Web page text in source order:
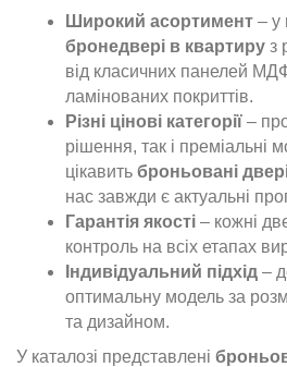
Широкий асортимент – у
бронедвері в квартиру з
від класичних панелей
ламінованих покриттів.
Різні цінові категорії –
рішення, так і преміальні
цікавить броньовані
нас завжди є актуальні
Гарантія якості – кожні
контроль на всіх етапах
Індивідуальний підхід –
оптимальну модель за
та дизайном.
У каталозі представлені